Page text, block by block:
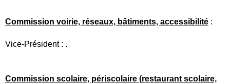
Commission voirie, réseaux, bâtiments, accessibilité :
Vice-Président : .
Commission scolaire, périscolaire (restaurant scolaire,